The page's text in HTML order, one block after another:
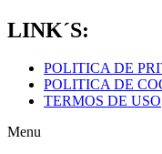
LINK´S:
POLITICA DE
POLITICA DE
TERMOS DE USO
Menu